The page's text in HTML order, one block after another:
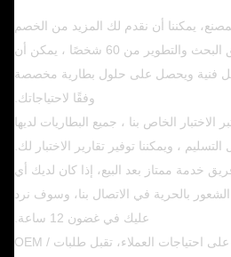
2الدعم الفني: لدينا فريق البحث والتطوير من 60 شخصًا ، يمكن أن
فنية ويحصل على حلول بطارية مخصصة
وفقًا لاحتياجاتك.
الاختبار الخاص بنا ، جميع البطاريات لديها
فريق خدمة ممتاز بعد البيع، إذا كان لديك أي
بالحرية في الاتصال بنا، وسوف نرد
عليك في غضون 12 ساعة.
5حلول بطارية مخصصة بناءً على احتياجات العملاء، تقبل طلبات OEM /